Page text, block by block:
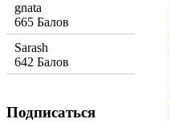
gnata
665 Балов
Sarash
642 Балов
Подписаться